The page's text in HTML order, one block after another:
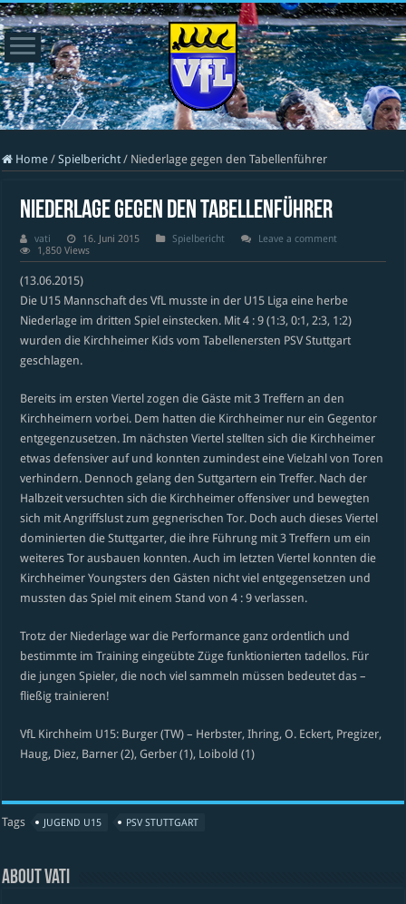
Home / Spielbericht / Niederlage gegen den Tabellenführer
Niederlage gegen den Tabellenführer
vati 16. Juni 2015 Spielbericht
Leave a comment
1,850 Views
(13.06.2015)
Die U15 Mannschaft des VfL musste in der U15 Liga eine herbe
Niederlage im dritten Spiel einstecken. Mit 4 : 9 (1:3, 0:1, 2:3, 1:2)
wurden die Kirchheimer Kids vom Tabellenersten PSV Stuttgart
geschlagen.
Bereits im ersten Viertel zogen die Gäste mit 3 Treffern an den
Kirchheimern vorbei. Dem hatten die Kirchheimer nur ein Gegentor
entgegenzusetzen. Im nächsten Viertel stellten sich die Kirchheimer
etwas defensiver auf und konnten zumindest eine Vielzahl von Toren
verhindern. Dennoch gelang den Suttgartern ein Treffer. Nach der
Halbzeit versuchten sich die Kirchheimer offensiver und bewegten
sich mit Angriffslust zum gegnerischen Tor. Doch auch dieses Viertel
dominierten die Stuttgarter, die ihre Führung mit 3 Treffern um ein
weiteres Tor ausbauen konnten. Auch im letzten Viertel konnten die
Kirchheimer Youngsters den Gästen nicht viel entgegensetzen und
mussten das Spiel mit einem Stand von 4 : 9 verlassen.
Trotz der Niederlage war die Performance ganz ordentlich und
bestimmte im Training eingeübte Züge funktionierten tadellos. Für
die jungen Spieler, die noch viel sammeln müssen bedeutet das –
fließig trainieren!
VfL Kirchheim U15: Burger (TW) – Herbster, Ihring, O. Eckert, Pregizer,
Haug, Diez, Barner (2), Gerber (1), Loibold (1)
Tags JUGEND U15 PSV STUTTGART
About vati